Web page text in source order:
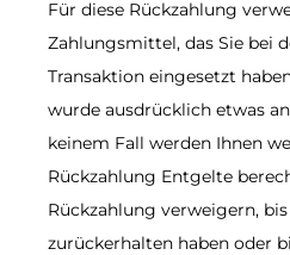
Für diese Rückzahlung
Zahlungsmittel, das Sie bei
Transaktion eingesetzt
wurde ausdrücklich etwas
keinem Fall werden Ihnen
Rückzahlung Entgelte
Rückzahlung verweigern,
zurückerhalten haben oder